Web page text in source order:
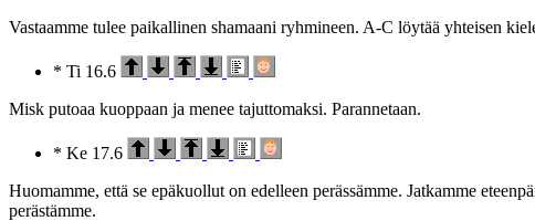
Vastaamme tulee paikallinen shamaani ryhmineen. A-C löytää yhteisen
* Ti 16.6
Misk putoaa kuoppaan ja menee tajuttomaksi. Parannetaan.
* Ke 17.6
Huomamme, että se epäkuollut on edelleen perässämme. Jatkamme
perästämme.